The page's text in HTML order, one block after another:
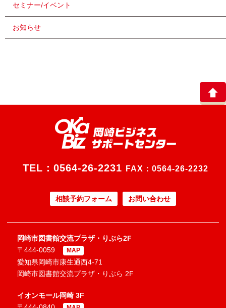
セミナー/イベント
お知らせ
TEL： 0564-26-2231 FAX：0564-26-2232
相談予約フォーム お問い合わせ
岡崎市図書館交流プラザ・りぶら2F
〒444-0059
MAP
愛知県岡崎市康生通西4-71
岡崎市図書館交流プラザ・りぶら 2F
イオンモール岡崎 3F